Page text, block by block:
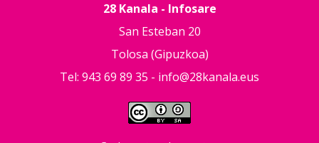
28 Kanala - Infosare
San Esteban 20
Tolosa (Gipuzkoa)
Tel: 943 69 89 35 - info@28kanala.eus